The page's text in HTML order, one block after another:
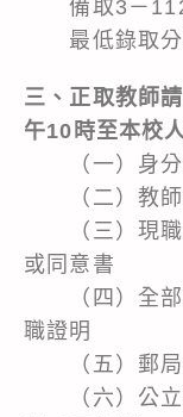
備取3－112
最低錄取分
三、正取教師
午10時至本校
（一）身
（二）教師
（三）現職
或同意書
（四）全部
職證明
（五）郵局
（六）公立